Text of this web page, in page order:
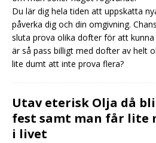
Du lär dig hela tiden att uppskatta
påverka dig och din omgivning.
sluta prova olika dofter för att kunna
är så pass billigt med dofter av helt
lite dumt att inte prova flera?
Utav eterisk Olja då
fest samt man får lite
i livet